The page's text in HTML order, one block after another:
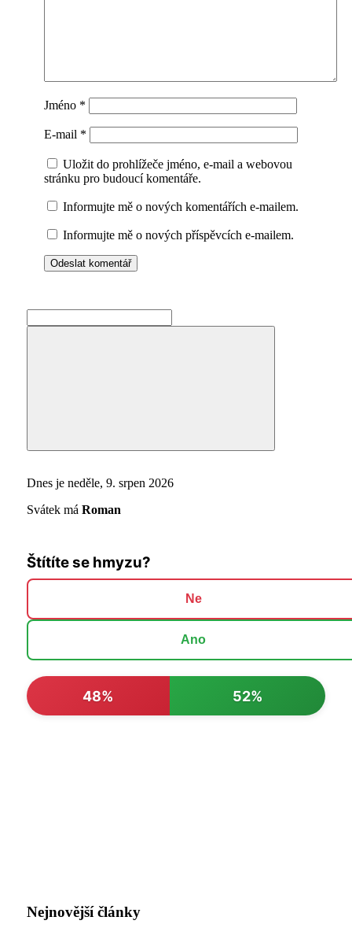
Jméno *
E-mail *
Uložit do prohlížeče jméno, e-mail a webovou
stránku pro budoucí komentáře.
Informujte mě o nových komentářích e-mailem.
Informujte mě o nových příspěvcích e-mailem.
for:
Search
Dnes je neděle, 9. srpen 2026
Svátek má Roman
Štítíte se hmyzu?
Ne
Ano
48% 52%
Nejnovější články